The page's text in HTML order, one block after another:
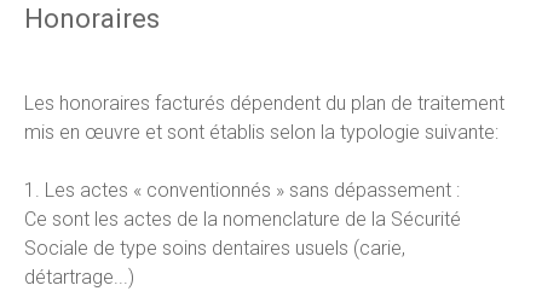
Honoraires
Les honoraires facturés dépendent du plan de traitement
mis en œuvre et sont établis selon la typologie suivante:
1. Les actes « conventionnés » sans dépassement :
Ce sont les actes de la nomenclature de la Sécurité
Sociale de type soins dentaires usuels (carie,
détartrage...)